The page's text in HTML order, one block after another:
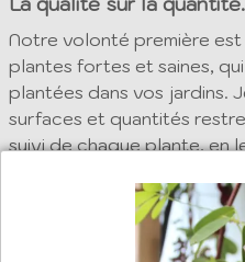
Notre volonté première
plantes fortes et saines,
plantées dans vos jardins.
surfaces et quantités
suivi de chaque plante, en